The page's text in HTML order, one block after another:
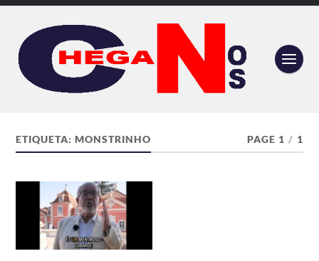
ETIQUETA:MONSTRINHO PAGE 1 / 1